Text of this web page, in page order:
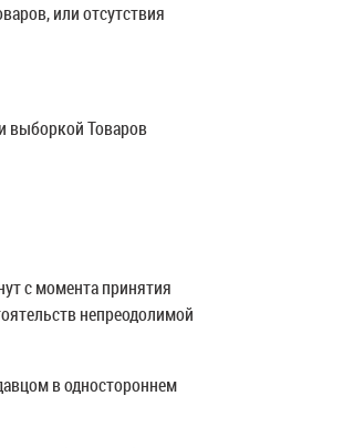
или отсутствия
выборкой Товаров
с момента принятия
непреодолимой
в одностороннем